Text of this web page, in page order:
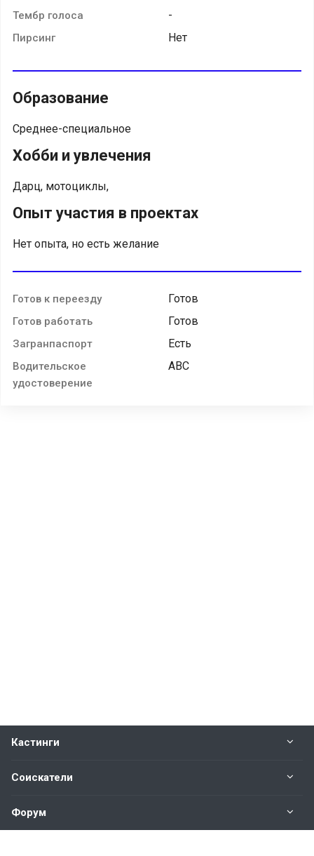
Тембр голоса -
Пирсинг Нет
Образование
Среднее-специальное
Хобби и увлечения
Дарц, мотоциклы,
Опыт участия в проектах
Нет опыта, но есть желание
Готов к переезду Готов
Готов работать Готов
Загранпаспорт Есть
Водительское
удостоверение
ABC
Кастинги
Соискатели
Форум